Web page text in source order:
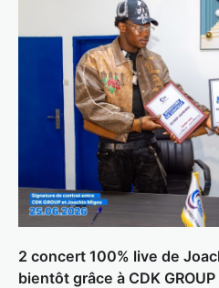
2 concert 100% live de
bientôt grâce à CDK GROUP